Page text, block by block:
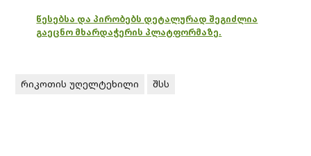
წესებსა და პირობებს დეტალურად შეგიძლია
გაეცნო მხარდაჭერის პლატფორმაზე.
რიკოთის უღელტეხილი შსს